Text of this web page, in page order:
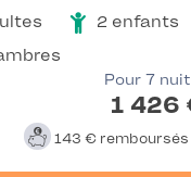
2 enfants
Pour 7
1 426
143 € remboursés